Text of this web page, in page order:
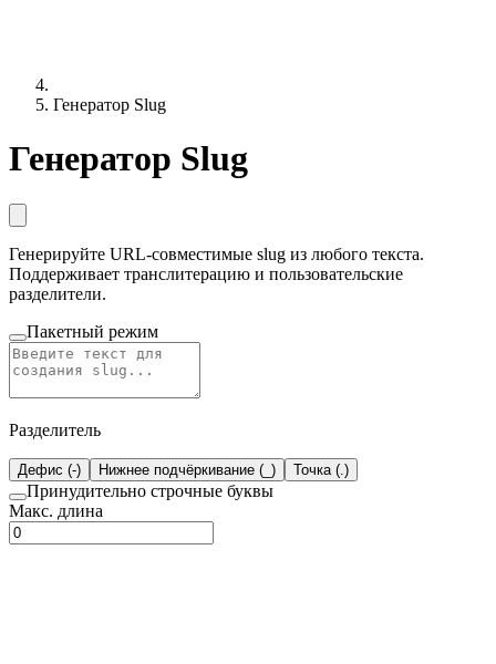
Генератор Slug
Генератор Slug
Генерируйте URL-совместимые slug из любого текста.
Поддерживает транслитерацию и пользовательские
разделители.
Пакетный режим
Разделитель
Дефис (-) Нижнее подчёркивание (_) Точка (.)
Принудительно строчные буквы
Макс. длина